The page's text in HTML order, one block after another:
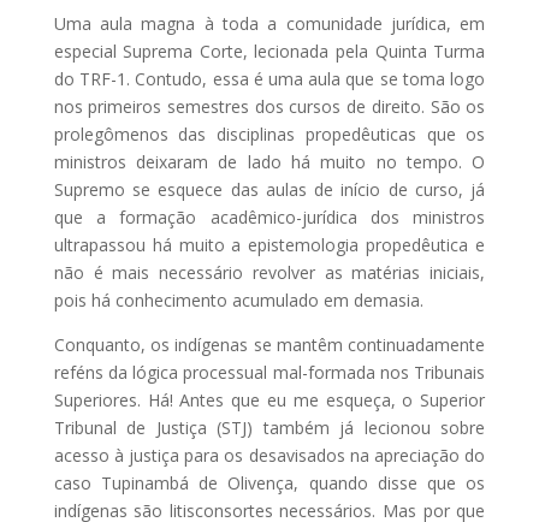
Uma aula magna à toda a comunidade jurídica, em
especial Suprema Corte, lecionada pela Quinta Turma
do TRF-1. Contudo, essa é uma aula que se toma logo
nos primeiros semestres dos cursos de direito. São os
prolegômenos das disciplinas propedêuticas que os
ministros deixaram de lado há muito no tempo. O
Supremo se esquece das aulas de início de curso, já
que a formação acadêmico-jurídica dos ministros
ultrapassou há muito a epistemologia propedêutica e
não é mais necessário revolver as matérias iniciais,
pois há conhecimento acumulado em demasia.
Conquanto, os indígenas se mantêm continuadamente
reféns da lógica processual mal-formada nos Tribunais
Superiores. Há! Antes que eu me esqueça, o Superior
Tribunal de Justiça (STJ) também já lecionou sobre
acesso à justiça para os desavisados na apreciação do
caso Tupinambá de Olivença, quando disse que os
indígenas são litisconsortes necessários. Mas por que